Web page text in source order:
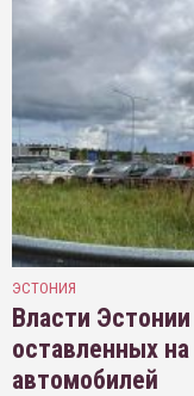
ЭСТОНИЯ
Власти
оставленных
автомобилей